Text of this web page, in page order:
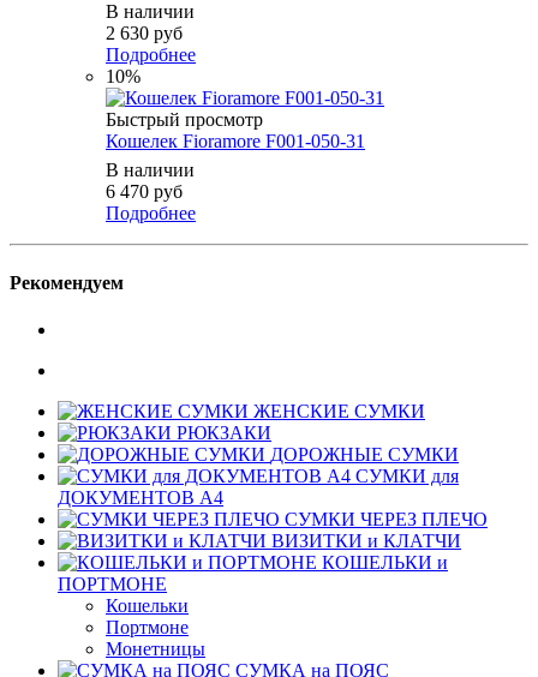
В наличии
2 630 руб
Подробнее
10%
Быстрый просмотр
Кошелек Fioramore F001-050-31
В наличии
6 470 руб
Подробнее
Рекомендуем
ЖЕНСКИЕ СУМКИ
РЮКЗАКИ
ДОРОЖНЫЕ СУМКИ
СУМКИ для
ДОКУМЕНТОВ А4
СУМКИ ЧЕРЕЗ ПЛЕЧО
ВИЗИТКИ и КЛАТЧИ
КОШЕЛЬКИ и
ПОРТМОНЕ
Кошельки
Портмоне
Монетницы
СУМКА на ПОЯС